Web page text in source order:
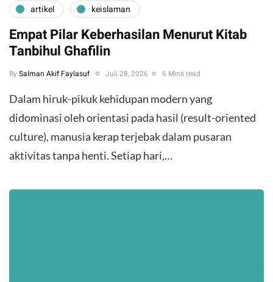
artikel keislaman
Empat Pilar Keberhasilan Menurut Kitab
Tanbihul Ghafilin
By Salman Akif Faylasuf Juli 28, 2026 6 Mins read
Dalam hiruk-pikuk kehidupan modern yang
didominasi oleh orientasi pada hasil (result-oriented
culture), manusia kerap terjebak dalam pusaran
aktivitas tanpa henti. Setiap hari,…